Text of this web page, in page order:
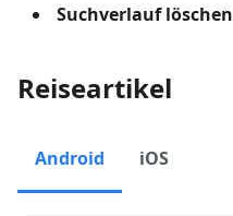
Suchverlauf löschen
Reiseartikel
Android iOS